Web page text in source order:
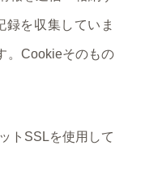
を収集していま
。Cookieそのもの
トSSLを使用して